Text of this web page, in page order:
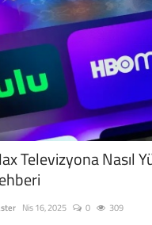
Televizyona Nasıl
Nis 16, 2025 0 309